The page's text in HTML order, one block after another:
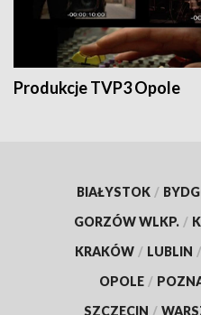
Produkcje TVP3 Opole
BIAŁYSTOK /
GORZÓW WLKP. /
KRAKÓW / LUBLIN /
OPOLE /
SZCZECIN /